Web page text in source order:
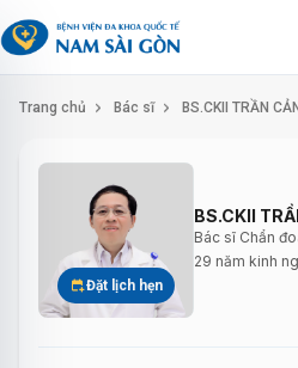
Trang chủ Bác sĩ BS.CKII TRẦN
Đặt lịch hẹn
BS.CKII
Bác sĩ Chẩn
29 năm kinh